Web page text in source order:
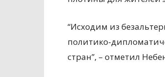
“Исходим из
политико-
стран”, – отметил